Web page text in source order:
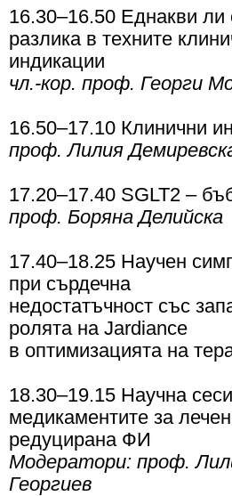
16.30–16.50 Еднакви ли
разлика в техните
индикации
чл.-кор. проф. Георги
16.50–17.10 Клинични
проф. Лилия
17.20–17.40 SGLT2 –
проф. Боряна Делийска
17.40–18.25 Научен
при сърдечна
недостатъчност със
ролята на Jardiance
в оптимизацията на
18.30–19.15 Научна
медикаментите за
редуцирана ФИ
Модератори: проф.
Георгиев